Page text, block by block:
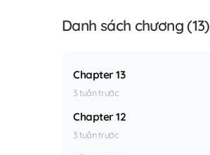
Danh sách chương (13)
Chapter 13
3 tuần trước
Chapter 12
3 tuần trước